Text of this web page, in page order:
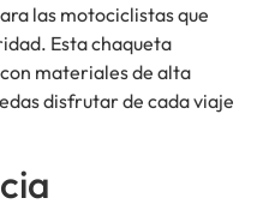
las motociclistas que
Esta chaqueta
materiales de alta
disfrutar de cada viaje